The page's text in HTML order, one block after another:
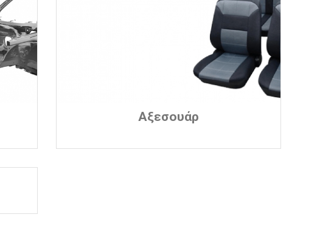
Αξεσουάρ